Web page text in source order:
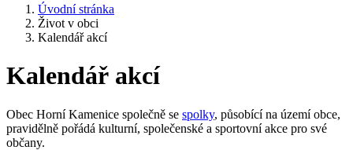
Úvodní stránka
Život v obci
Kalendář akcí
Kalendář akcí
Obec Horní Kamenice společně se spolky, působící na území obce,
pravidělně pořádá kulturní, společenské a sportovní akce pro své
občany.